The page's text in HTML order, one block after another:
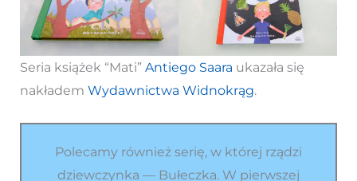
Seria książek “Mati” Antiego Saara ukazała się
nakładem Wydawnictwa Widnokrąg.
Polecamy również serię, w której rządzi
dziewczynka — Bułeczka. W pierwszej